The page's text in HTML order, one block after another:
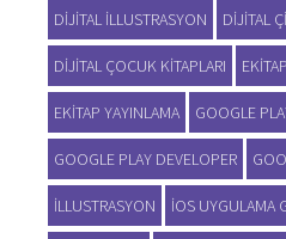
DIJITAL ILLUSTRASYON DIJITAL
DIJITAL ÇOCUK KITAPLARI EKITAP
EKITAP YAYINLAMA GOOGLE
GOOGLE PLAY DEVELOPER
ILLUSTRASYON IOS UYGULAMA